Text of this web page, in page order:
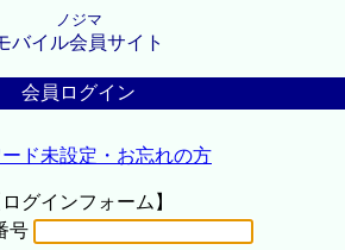
ノジマ
バイル会員サイト
会員ログイン
ド未設定・お忘れの方
ログインフォーム】
号